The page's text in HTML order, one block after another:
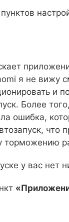
я не вижу
и
Более
ошибка,
что
торможению
у вас нет